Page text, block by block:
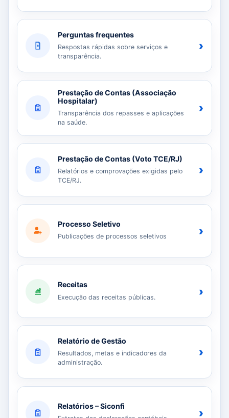
Perguntas frequentes
Respostas rápidas sobre serviços e
transparência.
›
Prestação de Contas (Associação
Hospitalar)
Transparência dos repasses e aplicações
na saúde.
›
Prestação de Contas (Voto TCE/RJ)
Relatórios e comprovações exigidas pelo
TCE/RJ.
›
Processo Seletivo
Publicações de processos seletivos ›
Receitas
Execução das receitas públicas. ›
Relatório de Gestão
Resultados, metas e indicadores da
administração.
›
Relatórios – Siconfi
›